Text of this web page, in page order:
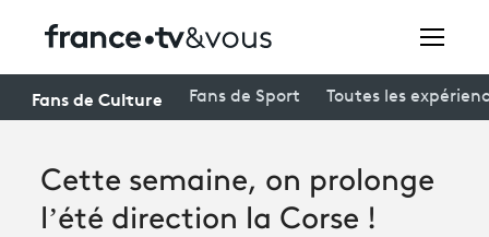
Festivals
Creators
Fans de Culture Fans de Sport Toutes les
Cette semaine, on prolonge
l’été direction la Corse !